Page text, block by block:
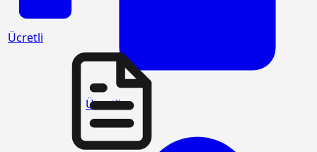
Ücretli
Ücretli